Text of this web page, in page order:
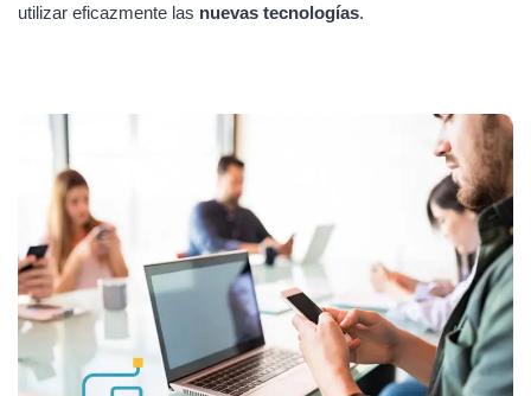
utilizar eficazmente las nuevas tecnologías.